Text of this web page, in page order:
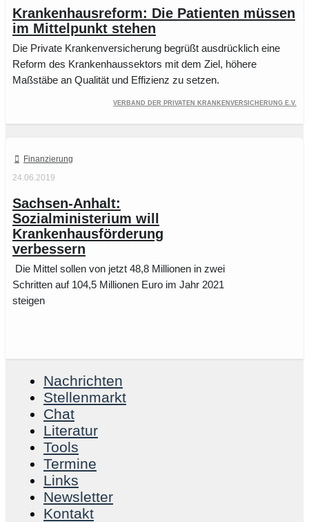
Krankenhausreform: Die Patienten müssen
im Mittelpunkt stehen
Die Private Krankenversicherung begrüßt ausdrücklich eine
Reform des Krankenhaussektors mit dem Ziel, höhere
Maßstäbe an Qualität und Effizienz zu setzen.
Verband der Privaten Krankenversicherung e.V.
Finanzierung
24.06.2019
Sachsen-Anhalt:
Sozialministerium will
Krankenhausförderung
verbessern
Die Mittel sollen von jetzt 48,8 Millionen in zwei
Schritten auf 104,5 Millionen Euro im Jahr 2021
steigen
Nachrichten
Stellenmarkt
Chat
Literatur
Tools
Termine
Links
Newsletter
Kontakt